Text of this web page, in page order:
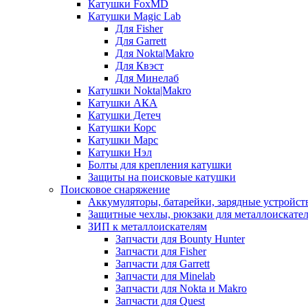
Катушки FoxMD
Катушки Magic Lab
Для Fisher
Для Garrett
Для Nokta|Makro
Для Квэст
Для Минелаб
Катушки Nokta|Makro
Катушки АКА
Катушки Детеч
Катушки Корс
Катушки Марс
Катушки Нэл
Болты для крепления катушки
Защиты на поисковые катушки
Поисковое снаряжение
Аккумуляторы, батарейки, зарядные
Защитные чехлы, рюкзаки для
ЗИП к металлоискателям
Запчасти для Bounty Hunter
Запчасти для Fisher
Запчасти для Garrett
Запчасти для Minelab
Запчасти для Nokta и Makro
Запчасти для Quest